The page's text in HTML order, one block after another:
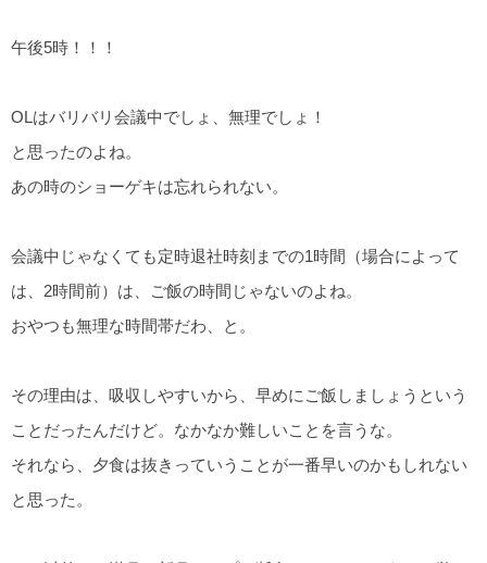
午後5時！！！
OLはバリバリ会議中でしょ、無理でしょ！
と思ったのよね。
あの時のショーゲキは忘れられない。
会議中じゃなくても定時退社時刻までの1時間（場合によって
は、2時間前）は、ご飯の時間じゃないのよね。
おやつも無理な時間帯だわ、と。
その理由は、吸収しやすいから、早めにご飯しましょうという
ことだったんだけど。なかなか難しいことを言うな。
それなら、夕食は抜きっていうことが一番早いのかもしれない
と思った。